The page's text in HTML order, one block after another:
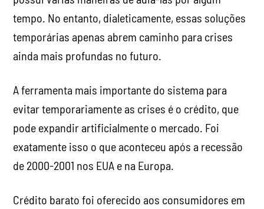
tempo. No entanto, dialeticamente, essas soluções
temporárias apenas abrem caminho para crises
ainda mais profundas no futuro.
A ferramenta mais importante do sistema para
evitar temporariamente as crises é o crédito, que
pode expandir artificialmente o mercado. Foi
exatamente isso o que aconteceu após a recessão
de 2000-2001 nos EUA e na Europa.
Crédito barato foi oferecido aos consumidores em